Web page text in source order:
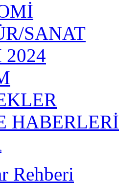
SANAT
2024
HABERLERİ
Rehberi